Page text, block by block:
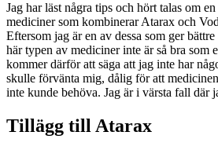
Jag har läst några tips och hört talas om
mediciner som kombinerar Atarax och
Eftersom jag är en av dessa som ger
här typen av mediciner inte är så bra som
kommer därför att säga att jag inte har
skulle förvänta mig, dålig för att
inte kunde behöva. Jag är i värsta fall där
Tillägg till Atarax